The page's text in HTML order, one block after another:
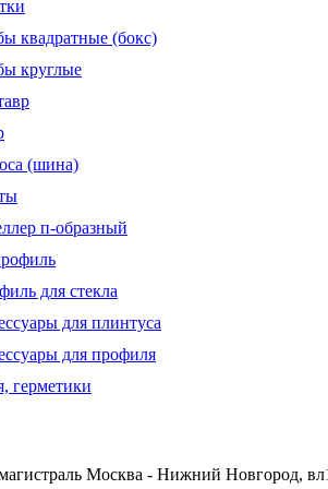
квадратные (бокс)
круглые
(шина)
п-образный
для стекла
для плинтуса
для профиля
герметики
Москва - Нижний Новгород,